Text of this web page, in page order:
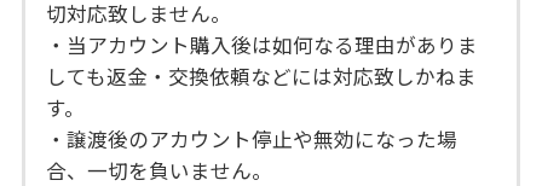
切対応致しません。
・当アカウント購入後は如何なる理由がありま
しても返金・交換依頼などには対応致しかねま
す。
・譲渡後のアカウント停止や無効になった場
合、一切を負いません。